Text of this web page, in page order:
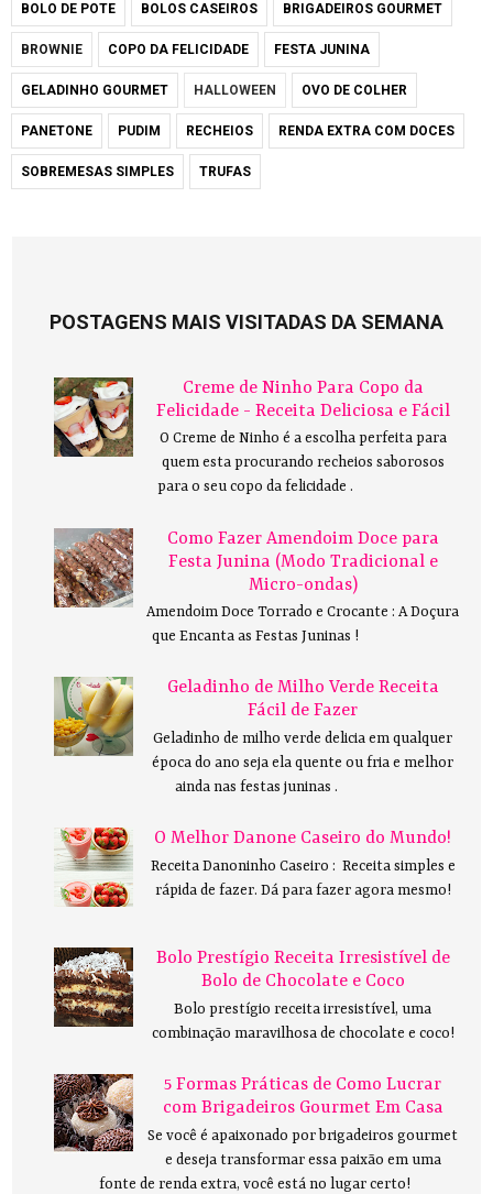
BOLO DE POTE BOLOS CASEIROS BRIGADEIROS GOURMET
BROWNIE COPO DA FELICIDADE FESTA JUNINA
GELADINHO GOURMET HALLOWEEN OVO DE COLHER
PANETONE PUDIM RECHEIOS RENDA EXTRA COM DOCES
SOBREMESAS SIMPLES TRUFAS
POSTAGENS MAIS VISITADAS DA SEMANA
Creme de Ninho Para Copo da
Felicidade - Receita Deliciosa e Fácil
O Creme de Ninho é a escolha perfeita para
quem esta procurando recheios saborosos
para o seu copo da felicidade .
Como Fazer Amendoim Doce para
Festa Junina (Modo Tradicional e
Micro-ondas)
Amendoim Doce Torrado e Crocante : A Doçura
que Encanta as Festas Juninas !
Geladinho de Milho Verde Receita
Fácil de Fazer
Geladinho de milho verde delicia em qualquer
época do ano seja ela quente ou fria e melhor
ainda nas festas juninas .
O Melhor Danone Caseiro do Mundo!
Receita Danoninho Caseiro : Receita simples e
rápida de fazer. Dá para fazer agora mesmo!
Bolo Prestígio Receita Irresistível de
Bolo de Chocolate e Coco
Bolo prestígio receita irresistível, uma
combinação maravilhosa de chocolate e coco!
5 Formas Práticas de Como Lucrar
com Brigadeiros Gourmet Em Casa
Se você é apaixonado por brigadeiros gourmet
e deseja transformar essa paixão em uma
fonte de renda extra, você está no lugar certo!